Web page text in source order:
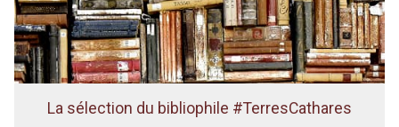
La sélection du bibliophile #TerresCathares